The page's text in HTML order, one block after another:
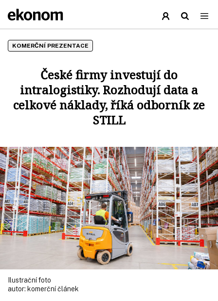
KOMERČNÍ PREZENTACE
České firmy investují do
intralogistiky. Rozhodují data a
celkové náklady, říká odborník ze
STILL
Ilustrační foto
autor: komerční článek